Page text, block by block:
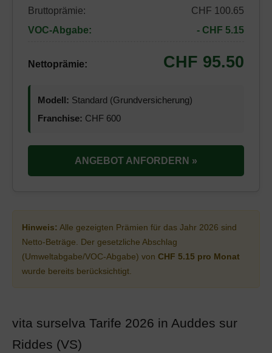
Bruttoprämie:
CHF 100.65
VOC-Abgabe:
- CHF 5.15
Nettoprämie: CHF 95.50
Modell: Standard (Grundversicherung)
Franchise: CHF 600
ANGEBOT ANFORDERN »
Hinweis: Alle gezeigten Prämien für das Jahr 2026 sind
Netto-Beträge. Der gesetzliche Abschlag
(Umweltabgabe/VOC-Abgabe) von CHF 5.15 pro Monat
wurde bereits berücksichtigt.
vita surselva Tarife 2026 in Auddes sur
Riddes (VS)